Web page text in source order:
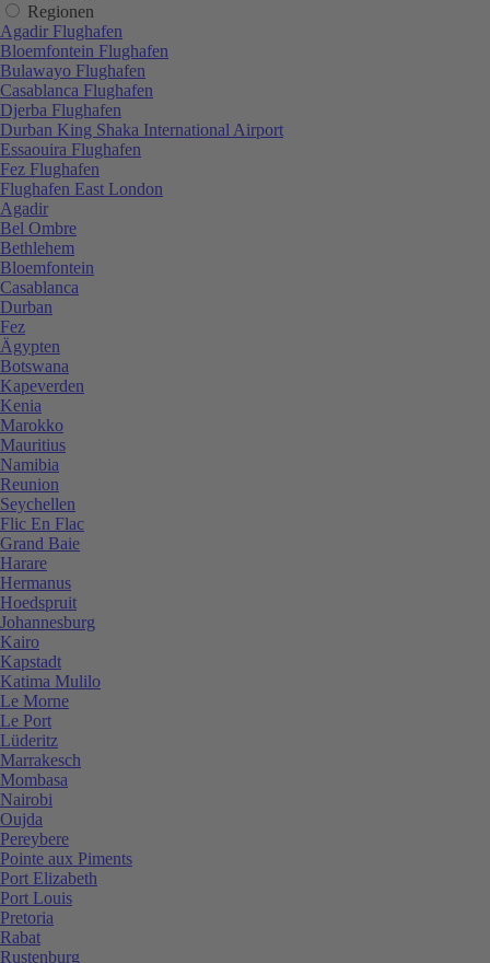
Regionen
Agadir Flughafen
Bloemfontein Flughafen
Bulawayo Flughafen
Casablanca Flughafen
Djerba Flughafen
Durban King Shaka International Airport
Essaouira Flughafen
Fez Flughafen
Flughafen East London
Agadir
Bel Ombre
Bethlehem
Bloemfontein
Casablanca
Durban
Fez
Ägypten
Botswana
Kapeverden
Kenia
Marokko
Mauritius
Namibia
Reunion
Seychellen
Flic En Flac
Grand Baie
Harare
Hermanus
Hoedspruit
Johannesburg
Kairo
Kapstadt
Katima Mulilo
Le Morne
Le Port
Lüderitz
Marrakesch
Mombasa
Nairobi
Oujda
Pereybere
Pointe aux Piments
Port Elizabeth
Port Louis
Pretoria
Rabat
Rustenburg